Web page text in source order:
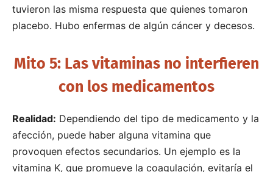
tuvieron las misma respuesta que quienes tomaron
placebo. Hubo enfermas de algún cáncer y decesos.
Mito 5: Las vitaminas no interfieren
con los medicamentos
Realidad: Dependiendo del tipo de medicamento y la
afección, puede haber alguna vitamina que
provoquen efectos secundarios. Un ejemplo es la
vitamina K, que promueve la coagulación, evitaría el